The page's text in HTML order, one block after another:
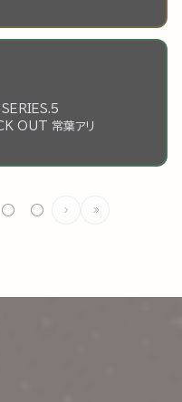
OUT 常葉アリ
○ ○